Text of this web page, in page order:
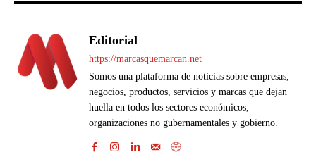
Editorial
https://marcasquemarcan.net
Somos una plataforma de noticias sobre empresas,
negocios, productos, servicios y marcas que dejan
huella en todos los sectores económicos,
organizaciones no gubernamentales y gobierno.